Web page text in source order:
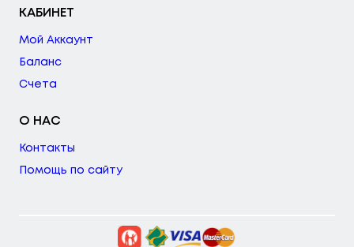
КАБИНЕТ
Мой Аккаунт
Баланс
Счета
О НАС
Контакты
Помощь по сайту